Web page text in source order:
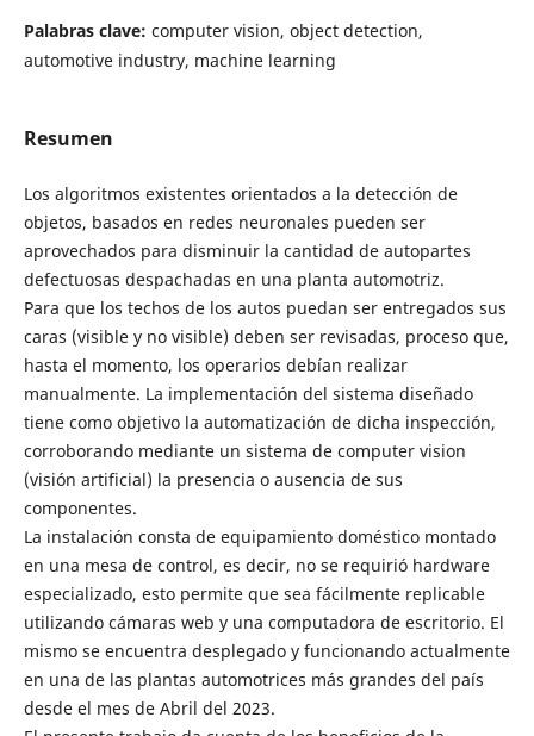
Palabras clave: computer vision, object detection,
automotive industry, machine learning
Resumen
Los algoritmos existentes orientados a la detección de
objetos, basados en redes neuronales pueden ser
aprovechados para disminuir la cantidad de autopartes
defectuosas despachadas en una planta automotriz.
Para que los techos de los autos puedan ser entregados sus
caras (visible y no visible) deben ser revisadas, proceso que,
hasta el momento, los operarios debían realizar
manualmente. La implementación del sistema diseñado
tiene como objetivo la automatización de dicha inspección,
corroborando mediante un sistema de computer vision
(visión artificial) la presencia o ausencia de sus
componentes.
La instalación consta de equipamiento doméstico montado
en una mesa de control, es decir, no se requirió hardware
especializado, esto permite que sea fácilmente replicable
utilizando cámaras web y una computadora de escritorio. El
mismo se encuentra desplegado y funcionando actualmente
en una de las plantas automotrices más grandes del país
desde el mes de Abril del 2023.